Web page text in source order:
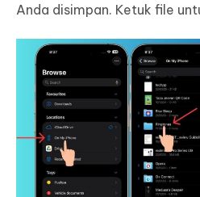
Anda disimpan. Ketuk file